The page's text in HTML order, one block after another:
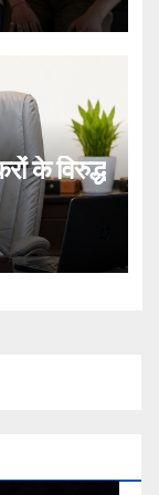
के विरुद्ध